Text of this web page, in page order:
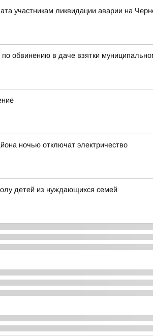
участникам ликвидации аварии на
обвинению в даче взятки
ночью отключат электричество
детей из нуждающихся семей